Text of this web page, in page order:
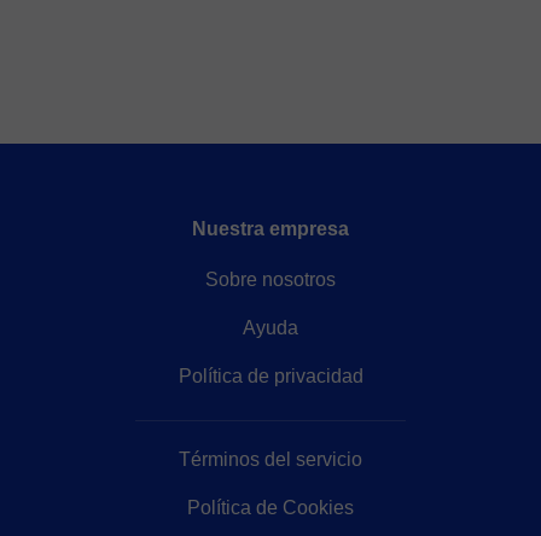
Nuestra empresa
Sobre nosotros
Ayuda
Política de privacidad
Términos del servicio
Política de Cookies